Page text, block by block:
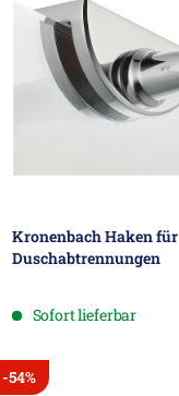
Kronenbach Haken für
Duschabtrennungen
Sofort lieferbar
-54%